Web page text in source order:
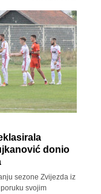
donio
sezone Zvijezda iz
svojim